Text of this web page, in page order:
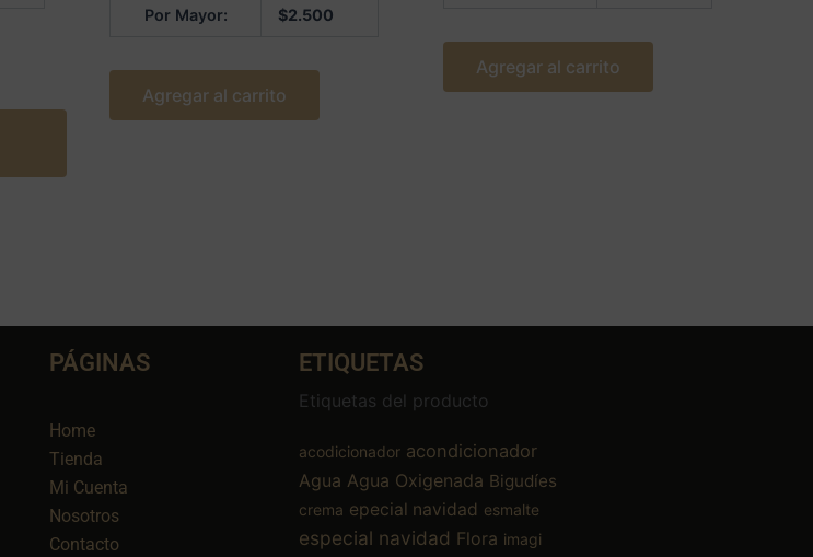
Por Mayor: $2.500
Agregar al carrito
Agregar al carrito
PÁGINAS
Home
Tienda
Mi Cuenta
Nosotros
Contacto
ETIQUETAS
Etiquetas del producto
acodicionador acondicionador
Agua Agua Oxigenada Bigudíes
crema epecial navidad esmalte
especial navidad Flora imagi